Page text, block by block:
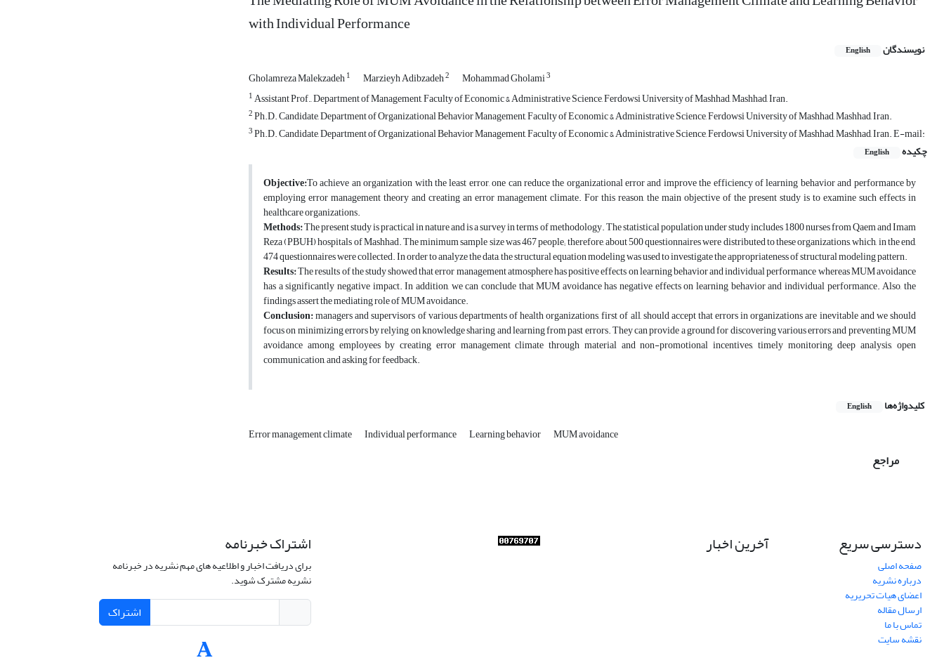
with Individual Performance
نویسندگان English
Gholamreza Malekzadeh1 Marzieyh Adibzadeh2 Mohammad Gholami3
1Assistant Prof., Department of Management, Faculty of Economic & Administrative Science, Ferdowsi University of Mashhad, Mashhad, Iran.
2Ph.D. Candidate, Department of Organizational Behavior Management, Faculty of Economic & Administrative Science, Ferdowsi University of Mashhad, Mashhad, Iran.
3Ph.D. Candidate, Department of Organizational Behavior Management, Faculty of Economic & Administrative Science, Ferdowsi University of Mashhad, Mashhad, Iran. E-mail:
چکیده
English
Objective:To achieve an organization with the least error, one can reduce the organizational error and improve the efficiency of learning behavior and performance by
employing error management theory and creating an error management climate. For this reason, the main objective of the present study is to examine such effects in
healthcare organizations.
Methods:The present study is practical in nature and is a survey in terms of methodology. The statistical population under study includes 1800 nurses from Qaem and Imam
Reza (PBUH) hospitals of Mashhad. The minimum sample size was 467 people; therefore, about 500 questionnaires were distributed to these organizations, which, in the end,
474 questionnaires were collected. In order to analyze the data, the structural equation modeling was used to investigate the appropriateness of structural modeling pattern.
Results:The results of the study showed that error management atmosphere has positive effects on learning behavior and individual performance whereas MUM avoidance
has a significantly negative impact. In addition, we can conclude that MUM avoidance has negative effects on learning behavior and individual performance. Also, the
findings assert the mediating role of MUM avoidance.
Conclusion:managers and supervisors of various departments of health organizations, first of all, should accept that errors in organizations are inevitable and we should
focus on minimizing errors by relying on knowledge sharing and learning from past errors. They can provide a ground for discovering various errors and preventing MUM
avoidance among employees by creating error management climate through material and non-promotional incentives, timely monitoring, deep analysis, open
communication, and asking for feedback.
کلیدواژه‌ها English
Error management climate Individual performance Learning behavior MUM avoidance
مراجع
دسترسی سریع
صفحه اصلی
درباره نشریه
اعضای هیات تحریریه
ارسال مقاله
تماس با ما
نقشه سایت
آخرین اخبار اشتراک خبرنامه
برای دریافت اخبار و اطلاعیه های مهم نشریه در خبرنامه
نشریه مشترک شوید.
اشتراک